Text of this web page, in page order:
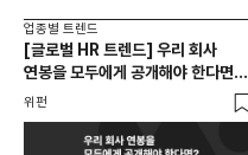
업종별 트렌드
[글로벌 HR 트렌드] 우리 회사
연봉을 모두에게 공개해야 한다면? |
급여 투명성 법, 해외 사례, 연봉
위펀